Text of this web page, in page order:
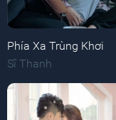
Phía Xa Trùng Khơi
Sĩ Thanh